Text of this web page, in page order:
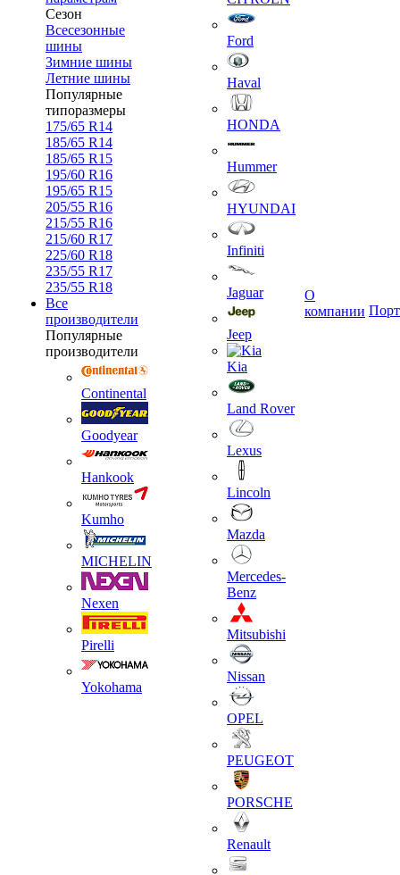
Сезон
Всесезонные
шины
Зимние шины
Летние шины
Популярные
типоразмеры
175/65 R14
185/65 R14
185/65 R15
195/60 R16
195/65 R15
205/55 R16
215/55 R16
215/60 R17
225/60 R18
235/55 R17
235/55 R18
Все
производители
Популярные
производители
Continental
Goodyear
Hankook
Kumho
MICHELIN
Nexen
Pirelli
Yokohama
Ford
Haval
HONDA
Hummer
HYUNDAI
Infiniti
Jaguar
Jeep
Kia
Land Rover
Lexus
Lincoln
Mazda
Mercedes-
Benz
Mitsubishi
Nissan
OPEL
PEUGEOT
PORSCHE
Renault
О
компании